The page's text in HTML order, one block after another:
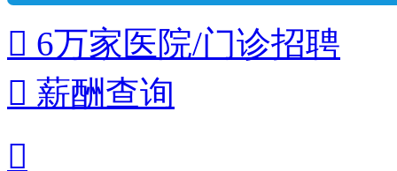
 6万家医院/门诊招聘
 薪酬查询
